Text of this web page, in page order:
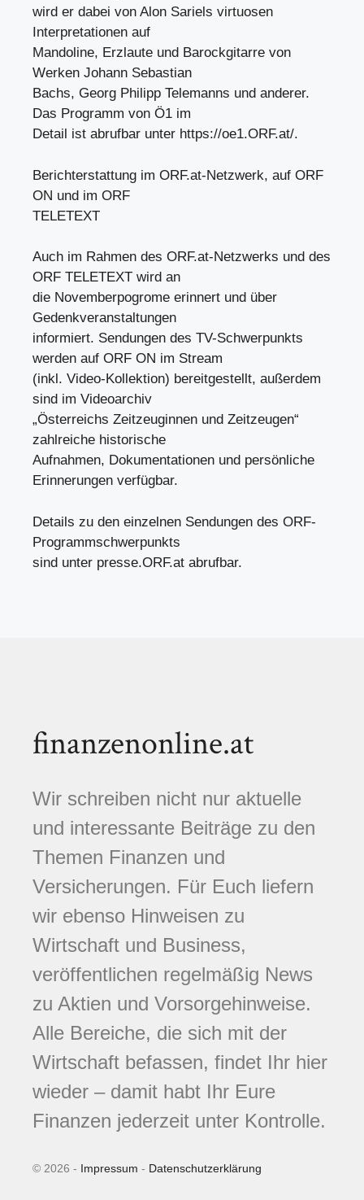
wird er dabei von Alon Sariels virtuosen
Interpretationen auf
Mandoline, Erzlaute und Barockgitarre von
Werken Johann Sebastian
Bachs, Georg Philipp Telemanns und anderer.
Das Programm von Ö1 im
Detail ist abrufbar unter https://oe1.ORF.at/.
Berichterstattung im ORF.at-Netzwerk, auf ORF
ON und im ORF
TELETEXT
Auch im Rahmen des ORF.at-Netzwerks und des
ORF TELETEXT wird an
die Novemberpogrome erinnert und über
Gedenkveranstaltungen
informiert. Sendungen des TV-Schwerpunkts
werden auf ORF ON im Stream
(inkl. Video-Kollektion) bereitgestellt, außerdem
sind im Videoarchiv
„Österreichs Zeitzeuginnen und Zeitzeugen“
zahlreiche historische
Aufnahmen, Dokumentationen und persönliche
Erinnerungen verfügbar.
Details zu den einzelnen Sendungen des ORF-
Programmschwerpunkts
sind unter presse.ORF.at abrufbar.
finanzenonline.at
Wir schreiben nicht nur aktuelle
und interessante Beiträge zu den
Themen Finanzen und
Versicherungen. Für Euch liefern
wir ebenso Hinweisen zu
Wirtschaft und Business,
veröffentlichen regelmäßig News
zu Aktien und Vorsorgehinweise.
Alle Bereiche, die sich mit der
Wirtschaft befassen, findet Ihr hier
wieder – damit habt Ihr Eure
Finanzen jederzeit unter Kontrolle.
© 2026 - Impressum - Datenschutzerklärung